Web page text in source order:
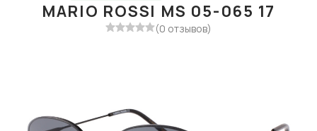
MARIO ROSSI MS 05-065 17
(0 отзывов)